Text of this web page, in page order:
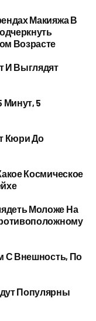
Макияжа В
Возрасте
И Выглядят
Минут, 5
Кюри До
Космическое
Моложе На
С Внешность, По
Популярны